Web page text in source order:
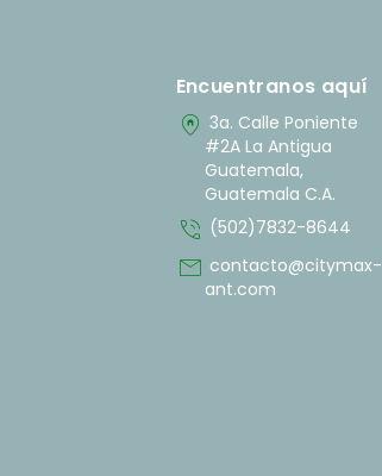
Encuentranos aquí
home_pin 3a. Calle Poniente
#2A La Antigua
Guatemala,
Guatemala C.A.
phone_in_talk (502)7832-8644
mail contacto@citymax-
ant.com